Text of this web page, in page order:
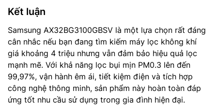
Kết luận
Samsung AX32BG3100GBSV là một lựa chọn rất đáng
cân nhắc nếu bạn đang tìm kiếm máy lọc không khí
giá khoảng 4 triệu nhưng vẫn đảm bảo hiệu quả lọc
mạnh mẽ. Với khả năng lọc bụi mịn PM0.3 lên đến
99,97%, vận hành êm ái, tiết kiệm điện và tích hợp
công nghệ thông minh, sản phẩm này hoàn toàn đáp
ứng tốt nhu cầu sử dụng trong gia đình hiện đại.